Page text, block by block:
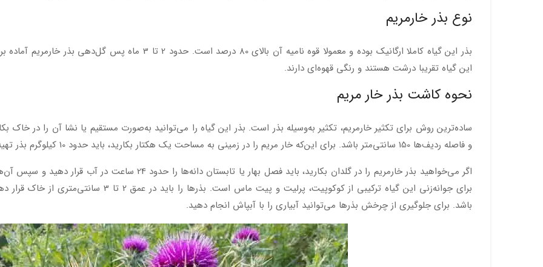
نوع بذر خارمریم
بذر این گیاه کاملا ارگانیک بوده و معمولا قوه نامیه آن بالای 80
این گیاه تقریبا درشت هستند و رنگی قهوه‌ای دارند.
نحوه کاشت بذر خار مریم
و فاصله ردیف‌ها 150 سانتی‌متر باشد. برای این‌که خار مریم را در زمینی به مساحت یک هکتار بکارید، باید حدود 10 کیلوگرم بذر تهیه کنید.
اگر می‌خواهید بذر خارمریم را در گلدان بکارید، باید فصل بهار یا
برای جوانه‌زنی این گیاه ترکیبی از کوکوپیت، پرلیت و
باشد. برای جلوگیری از چرخش بذرها می‌توانید آبیاری را با آبپاش انجام دهید.